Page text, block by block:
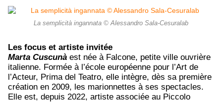
La semplicità ingannata © Alessandro Sala-Cesuralab
Les focus et artiste invitée
Marta Cuscunà est née à Falcone, petite ville ouvrière
italienne. Formée à l’école européenne pour l’Art de
l’Acteur, Prima del Teatro, elle intègre, dès sa première
création en 2009, les marionnettes à ses spectacles.
Elle est, depuis 2022, artiste associée au Piccolo